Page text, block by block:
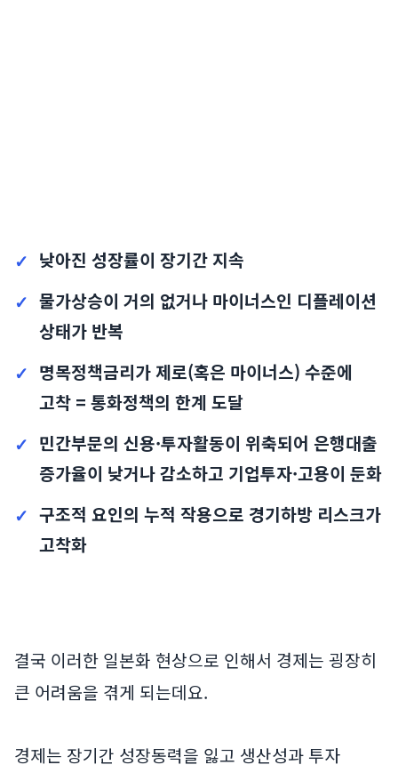
낮아진 성장률이 장기간 지속
물가상승이 거의 없거나 마이너스인 디플레이션
상태가 반복
명목정책금리가 제로(혹은 마이너스) 수준에
고착 = 통화정책의 한계 도달
민간부문의 신용·투자활동이 위축되어 은행대출
증가율이 낮거나 감소하고 기업투자·고용이 둔화
구조적 요인의 누적 작용으로 경기하방 리스크가
고착화
결국 이러한 일본화 현상으로 인해서 경제는 굉장히
큰 어려움을 겪게 되는데요.
경제는 장기간 성장동력을 잃고 생산성과 투자